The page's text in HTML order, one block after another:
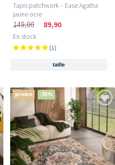
Tapis patchwork – Ease Agatha
jaune ocre
149,00 89,90
En stock
(1)
taille
promo -35%